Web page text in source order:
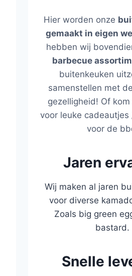
Hier worden onze
gemaakt in eigen
hebben wij
barbecue
buitenkeuken
samenstellen met
gezelligheid! Of
voor leuke cadeautjes
voor de
Jaren
Wij maken al jaren
voor diverse
Zoals big green
bastard.
Snelle